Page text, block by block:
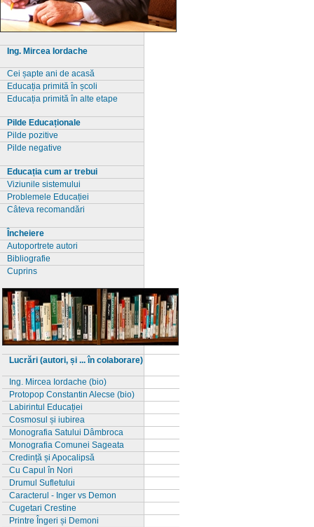
Ing. Mircea Iordache
Cei șapte ani de acasă
Educația primită în școli
Educația primită în alte etape
Pilde Educaționale
Pilde pozitive
Pilde negative
Educația cum ar trebui
Viziunile sistemului
Problemele Educației
Câteva recomandări
Încheiere
Autoportrete autori
Bibliografie
Cuprins
Lucrări (autori, și ... în colaborare)
Ing. Mircea Iordache (bio)
Protopop Constantin Alecse (bio)
Labirintul Educației
Cosmosul și iubirea
Monografia Satului Dâmbroca
Monografia Comunei Sageata
Credință și Apocalipsă
Cu Capul în Nori
Drumul Sufletului
Caracterul - Inger vs Demon
Cugetari Crestine
Printre Îngeri și Demoni